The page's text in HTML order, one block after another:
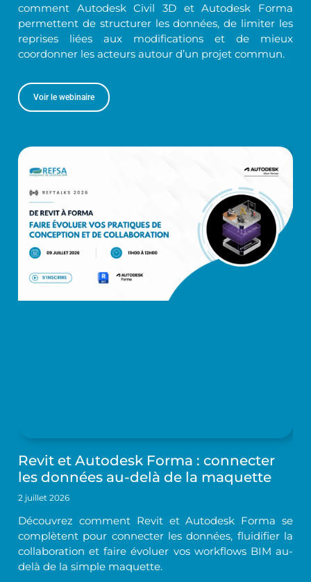
comment Autodesk Civil 3D et Autodesk Forma
permettent de structurer les données, de limiter les
reprises liées aux modifications et de mieux
coordonner les acteurs autour d’un projet commun.
Voir le webinaire
Revit et Autodesk Forma : connecter
les données au-delà de la maquette
2 juillet 2026
Découvrez comment Revit et Autodesk Forma se
complètent pour connecter les données, fluidifier la
collaboration et faire évoluer vos workflows BIM au-
delà de la simple maquette.